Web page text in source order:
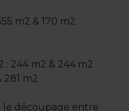
m2 & 170 m2
: 244 m2 & 244 m2
281 m2
le découpage entre